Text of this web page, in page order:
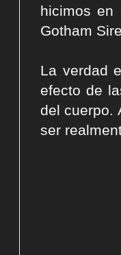
hicimos
Gotham
La verdad
efecto de
del cuerpo.
ser